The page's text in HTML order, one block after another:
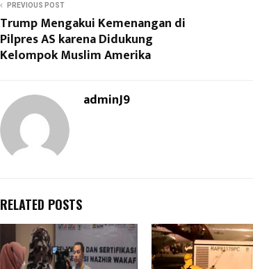
PREVIOUS POST
Trump Mengakui Kemenangan di
Pilpres AS karena Didukung
Kelompok Muslim Amerika
adminJ9
RELATED POSTS